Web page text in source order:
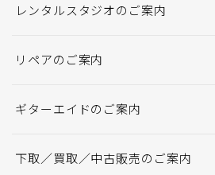
レンタルスタジオのご案内
リペアのご案内
ギターエイドのご案内
下取／買取／中古販売のご案内